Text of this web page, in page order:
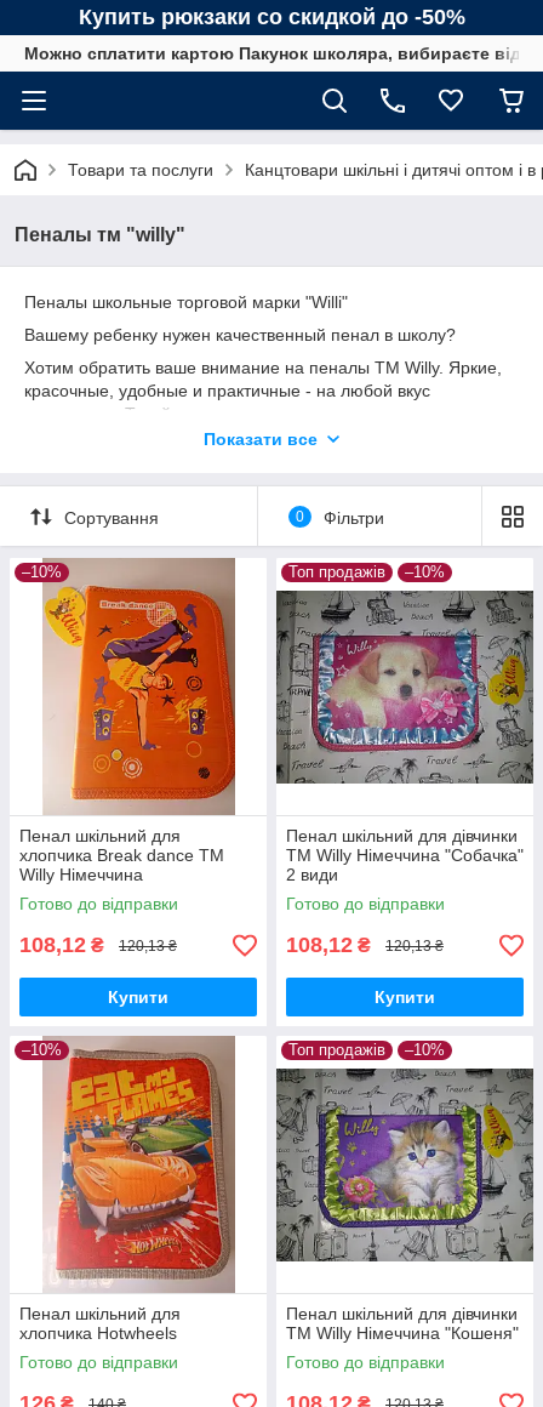
Купить рюкзаки со скидкой до -50%
Можно сплатити картою Пакунок школяра, вибираєте від
Товари та послуги Канцтовари шкільні і дитячі оптом і в
Пеналы тм "willy"
Пеналы школьные торговой марки "Willi"
Вашему ребенку нужен качественный пенал в школу?
Хотим обратить ваше внимание на пеналы ТМ Willy. Яркие,
красочные, удобные и практичные - на любой вкус
покупателя. Такой пенал станет незаменимым помощником
в школьные дни. Школьные принадлежности вашего ребенка
имеют одно, два или три отделения, в зависимости от
выбора модели, фиксирующие резинки, и крепкую,
качественную фурнитуру. Животные, машины, принцессы,
выбор есть как мальчику, так и девочке.
Купити пенал ТМ Willy ви можете на нашому сайті. Приємні
ціни вас порадують, а завдяки декільком відділенням пенала
Willy, лінійка, ручки, олівці, гумка будуть акуратно складені.
Показати все
Сортування 0 Фільтри
–10%
Пенал шкільний для
хлопчика Break dance ТМ
Willy Німеччина
Готово до відправки
108,12 ₴ 120,13 ₴
Купити
Топ продажів –10%
Пенал шкільний для дівчинки
ТМ Willy Німеччина "Собачка"
2 види
Готово до відправки
108,12 ₴ 120,13 ₴
Купити
–10%
Пенал шкільний для
хлопчика Hotwheels
Готово до відправки
Топ продажів –10%
Пенал шкільний для дівчинки
ТМ Willy Німеччина "Кошеня"
Готово до відправки